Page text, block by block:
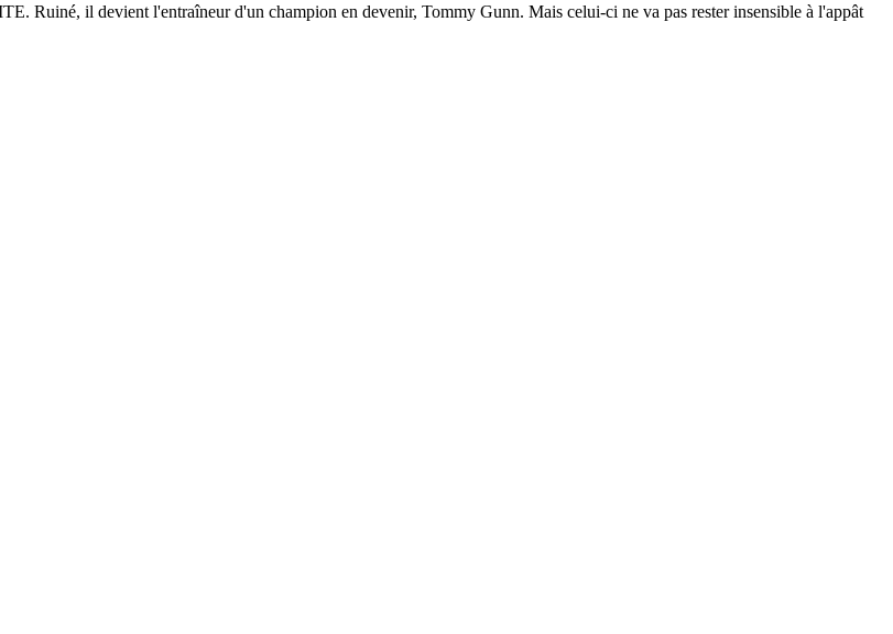
Ruiné, il devient l'entraîneur d'un champion en devenir, Tommy Gunn. Mais celui-ci ne va pas rester insensible à l'appât